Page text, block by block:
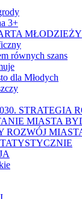
3+
MŁODZIEŻY
równych szans
dla Młodych
STRATEGIA
MIASTA
ROZWÓJ